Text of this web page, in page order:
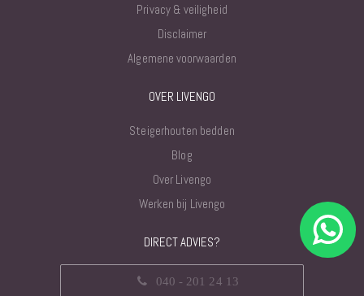
Privacy & veiligheid
Disclaimer
Algemene voorwaarden
OVER LIVENGO
Steigerhouten bedden
Blog
Over Livengo
Werken bij Livengo
DIRECT ADVIES?
040 - 201 24 13